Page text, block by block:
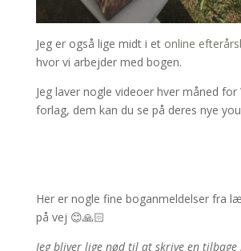
Jeg er også lige midt i et online
hvor vi arbejder med bogen.
Jeg laver nogle videoer hver måned
forlag, dem kan du se på deres nye
Her er nogle fine boganmeldelser fra
på vej 😊🙏🏻
Jeg bliver lige nød til at skrive en